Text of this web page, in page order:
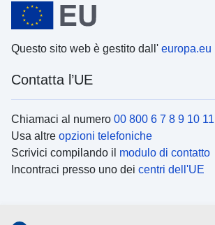
Questo sito web è gestito dall' europa.eu
Contatta l’UE
Chiamaci al numero 00 800 6 7 8 9 10 11
Usa altre opzioni telefoniche
Scrivici compilando il modulo di contatto
Incontraci presso uno dei centri dell'UE